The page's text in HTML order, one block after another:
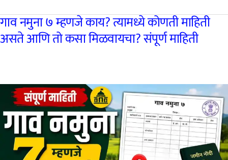
नवऱ्याचा
हक्क
वाचा
कायदा
काय
सांगतो
गाव नमुना ७ म्हणजे काय? त्यामध्ये कोणती माहिती
असते आणि तो कसा मिळवायचा? संपूर्ण माहिती